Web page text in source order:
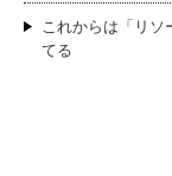
これからは「リ
てる